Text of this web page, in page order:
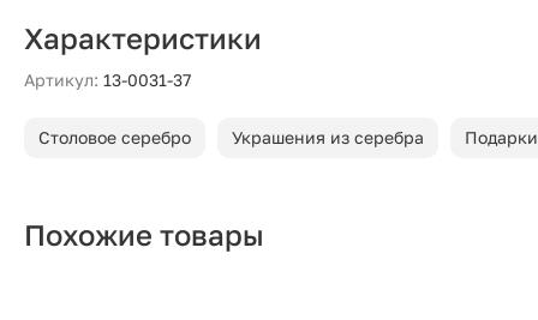
Характеристики
Артикул: 13-0031-37
Столовое серебро Украшения из серебра
Похожие товары